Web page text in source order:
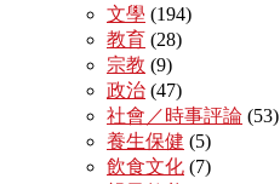
文學 (194)
教育 (28)
宗教 (9)
政治 (47)
社會／時事評論 (53)
養生保健 (5)
飲食文化 (7)